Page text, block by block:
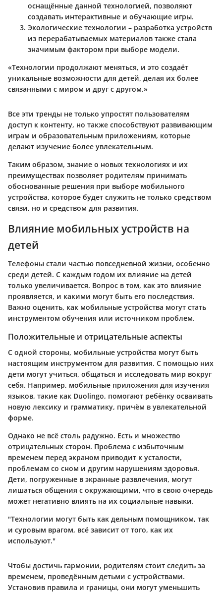
оснащённые данной технологией, позволяют
создавать интерактивные и обучающие игры.
Экологические технологии – разработка устройств
из перерабатываемых материалов также стала
значимым фактором при выборе модели.
«Технологии продолжают меняться, и это создаёт
уникальные возможности для детей, делая их более
связанными с миром и друг с другом.»
Все эти тренды не только упростят пользователям
доступ к контенту, но также способствуют развивающим
играм и образовательным приложениям, которые
делают изучение более увлекательным.
Таким образом, знание о новых технологиях и их
преимуществах позволяет родителям принимать
обоснованные решения при выборе мобильного
устройства, которое будет служить не только средством
связи, но и средством для развития.
Влияние мобильных устройств на
детей
Телефоны стали частью повседневной жизни, особенно
среди детей. С каждым годом их влияние на детей
только увеличивается. Вопрос в том, как это влияние
проявляется, и какими могут быть его последствия.
Важно оценить, как мобильные устройства могут стать
инструментом обучения или источником проблем.
Положительные и отрицательные аспекты
С одной стороны, мобильные устройства могут быть
настоящим инструментом для развития. С помощью них
дети могут учиться, общаться и исследовать мир вокруг
себя. Например, мобильные приложения для изучения
языков, такие как Duolingo, помогают ребёнку осваивать
новую лексику и грамматику, причём в увлекательной
форме.
Однако не всё столь радужно. Есть и множество
отрицательных сторон. Проблема с избыточным
временем перед экраном приводит к усталости,
проблемам со сном и другим нарушениям здоровья.
Дети, погруженные в экранные развлечения, могут
лишаться общения с окружающими, что в свою очередь
может негативно влиять на их социальные навыки.
"Технологии могут быть как дельным помощником, так
и суровым врагом, всё зависит от того, как их
используют."
Чтобы достичь гармонии, родителям стоит следить за
временем, проведённым детьми с устройствами.
Установив правила и границы, они могут уменьшить